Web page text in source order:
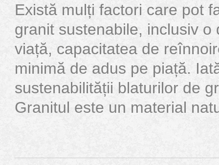
Există mulți factori care pot
granit sustenabile, inclusiv o
viață, capacitatea de
minimă de adus pe piață.
sustenabilității blaturilor de
Granitul este un material